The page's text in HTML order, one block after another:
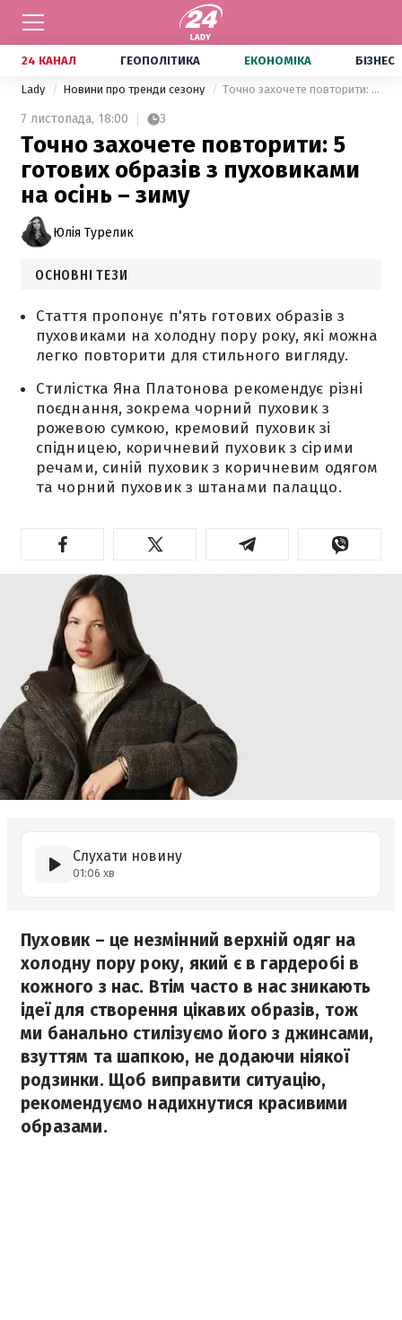
24 КАНАЛ ГЕОПОЛІТИКА ЕКОНОМІКА БІЗНЕС
Lady Новини про тренди сезону Точно захочете повторити: 5 готових образів з пуховиками на осінь – зиму
7 листопада, 18:00 3
Точно захочете повторити: 5
готових образів з пуховиками
на осінь – зиму
Юлія Турелик
ОСНОВНІ ТЕЗИ
Стаття пропонує п'ять готових образів з
пуховиками на холодну пору року, які можна
легко повторити для стильного вигляду.
Стилістка Яна Платонова рекомендує різні
поєднання, зокрема чорний пуховик з
рожевою сумкою, кремовий пуховик зі
спідницею, коричневий пуховик з сірими
речами, синій пуховик з коричневим одягом
та чорний пуховик з штанами палаццо.
Слухати новину
01:06 хв
Пуховик – це незмінний верхній одяг на
холодну пору року, який є в гардеробі в
кожного з нас. Втім часто в нас зникають
ідеї для створення цікавих образів, тож
ми банально стилізуємо його з джинсами,
взуттям та шапкою, не додаючи ніякої
родзинки. Щоб виправити ситуацію,
рекомендуємо надихнутися красивими
образами.